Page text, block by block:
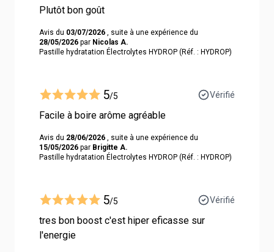
Plutôt bon goût
Avis du 03/07/2026 , suite à une expérience du
28/05/2026 par Nicolas A.
Pastille hydratation Électrolytes HYDROP (Réf. : HYDROP)
5/5 Vérifié
Facile à boire arôme agréable
Avis du 28/06/2026 , suite à une expérience du
15/05/2026 par Brigitte A.
Pastille hydratation Électrolytes HYDROP (Réf. : HYDROP)
5/5 Vérifié
tres bon boost c'est hiper eficasse sur
l'energie